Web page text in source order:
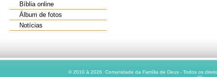
Bíblia online
Álbum de fotos
Notícias
© 2010 à 2026 Comunidade da Família de Deus - Todos os